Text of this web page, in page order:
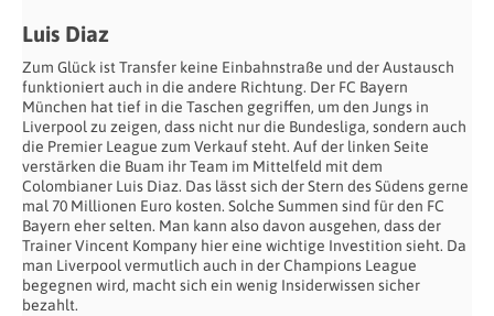
Luis Diaz
Zum Glück ist Transfer keine Einbahnstraße und der Austausch
funktioniert auch in die andere Richtung. Der FC Bayern
München hat tief in die Taschen gegriffen, um den Jungs in
Liverpool zu zeigen, dass nicht nur die Bundesliga, sondern auch
die Premier League zum Verkauf steht. Auf der linken Seite
verstärken die Buam ihr Team im Mittelfeld mit dem
Colombianer Luis Diaz. Das lässt sich der Stern des Südens gerne
mal 70 Millionen Euro kosten. Solche Summen sind für den FC
Bayern eher selten. Man kann also davon ausgehen, dass der
Trainer Vincent Kompany hier eine wichtige Investition sieht. Da
man Liverpool vermutlich auch in der Champions League
begegnen wird, macht sich ein wenig Insiderwissen sicher
bezahlt.